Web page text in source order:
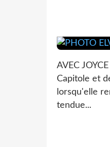
AVEC
Capitole et
lorsqu'elle
tendue...